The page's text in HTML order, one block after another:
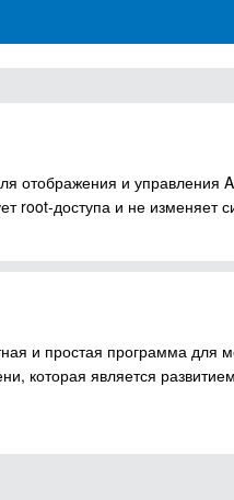
отображения и управления
root-доступа и не
и простая программа для
которая является